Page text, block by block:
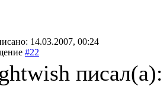
14.03.2007, 00:24
#22
писал(a):